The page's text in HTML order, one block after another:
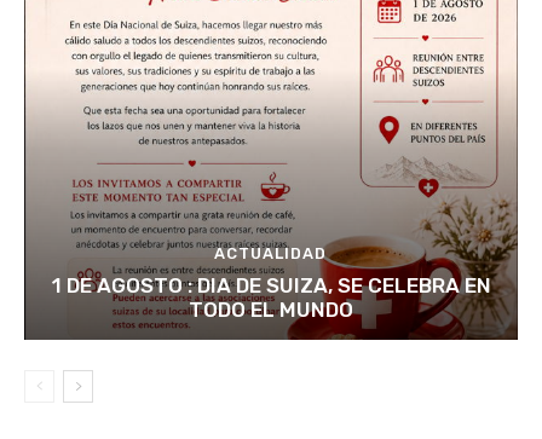
ACTUALIDAD
1 DE AGOSTO : DIA DE SUIZA, SE CELEBRA EN
TODO EL MUNDO